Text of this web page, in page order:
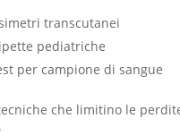
transcutanei
pediatriche
per campione di sangue
che limitino le